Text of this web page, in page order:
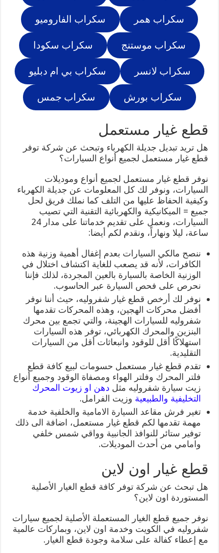
سكراب همر سكراب الفاروميو
سكراب موستنج سكراب سكودا
سكراب لانسر سكراب بي ام دبليو
سكراب بورش سكراب جمس
قطع غيار مستعمل
هل تريد تبديل جديلة الكهرباء وتبحث عن شركة توفر
قطع غيار مستعمل لجميع أنواع السيارات؟
نوفر قطع غيار مستعمل لجميع أنواع وموديلات
السيارات، ونوفر لك كل المعلومات عن جديلة الكهرباء
وكيفية الحفاظ عليها من التلف كما نملك فريق لحل
جميع = الميكانيكية والكهربائية التقنية التي تصيب
السيارات، ونعمل على تقديم خدماتنا على مدار 24
ساعة، ليلا ونهاراً، ونقدم لكم أيضا:
ننصح مالكي السيارات بعدم إغفال أهمية وزنية هذه
الكافرات، لأنه قد يصعب للغاية اكتشاف اختلال في
الوزنية الخاصة بالسيارة بالعين المجردة، لذلك فإننا
نحرص على فحص السيارة عبر الحاسوب.
نوفر لك أرخص قطع غيار شفروليه، حيث أننا نوفر
أفضل محركات الهجين، وهذه المحركات تقدمها
شفروليه للسيارات الهجينة، والتي تجمع بين محرك
البنزين والمحرك الكهربائي، توفر هذه السيارات
استهلاكًا أقل للوقود وانبعاثات أقل من السيارات
التقليدية.
تقدم قطع غيار مستعمل حسومات لبيع كافة قطع
فلتر المحرك وفلتر الهواء ومصفاة الوقود وجميع أنواع
زيت سيارة شفروليه مثل دهن او زيوت المحرك
التخليفية والطبيعية وزيت الفرامل.
تغير فرش مقاعد السيارة الامامية والخلفية خدمة
مهمة تقدمها لكم قطع غيار مستعمل، اضافة الى ذلك
توفير ستائر للنوافذ الجانبية وواقي شمس خلفي
وامامي من أحدث الموديلات.
قطع غيار اون لاين
هل تبحث عن شركة توفر كافة قطع الغيار الأصلية
المستوردة اون لاين؟
نوفر جميع قطع الغيار المستعملة الأصلية لجميع سيارات
شفروليه في الكويت وخدمة اون لاين، وبماركات عالمية
مع إعطاء كفالة على سلامة وجودة قطع الغيار.